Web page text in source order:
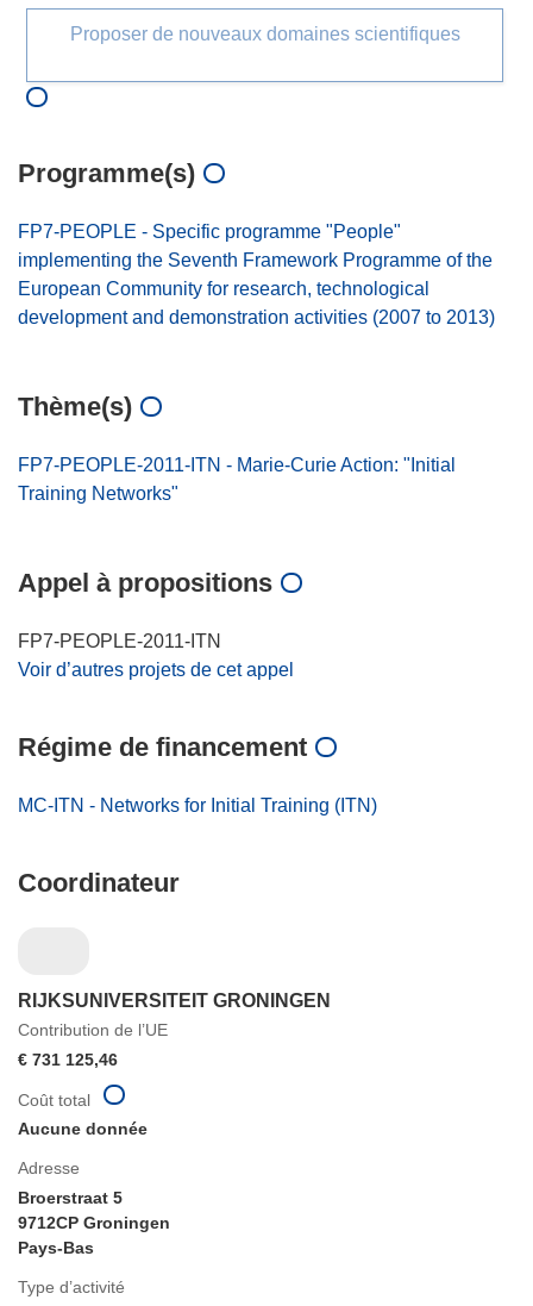
Proposer de nouveaux domaines scientifiques
Programme(s)
FP7-PEOPLE - Specific programme "People"
implementing the Seventh Framework Programme of the
European Community for research, technological
development and demonstration activities (2007 to 2013)
Thème(s)
FP7-PEOPLE-2011-ITN - Marie-Curie Action: "Initial
Training Networks"
Appel à propositions
FP7-PEOPLE-2011-ITN
Voir d’autres projets de cet appel
Régime de financement
MC-ITN - Networks for Initial Training (ITN)
Coordinateur
RIJKSUNIVERSITEIT GRONINGEN
Contribution de l’UE
€ 731 125,46
Adresse
Broerstraat 5
9712CP Groningen
Pays-Bas
Type d’activité
Coût total
Aucune donnée